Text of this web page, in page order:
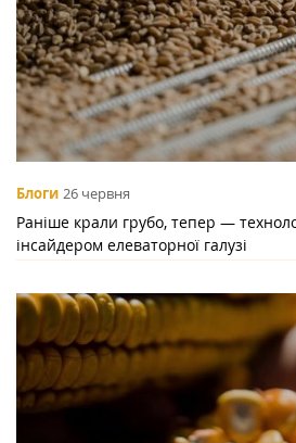
Блоги 26 червня
Раніше крали грубо, тепер —
інсайдером елеваторної галузі